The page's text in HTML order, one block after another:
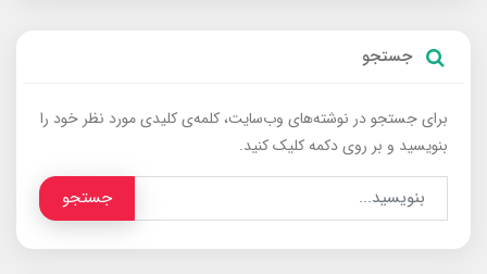
جستجو
برای جستجو در نوشته‌های وب‌سایت، کلمه‌ی کلیدی مورد نظر خود را
بنویسید و بر روی دکمه کلیک کنید.
جستجو